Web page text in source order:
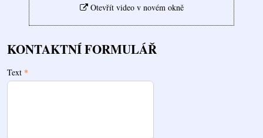
Otevřít video v novém okně
KONTAKTNÍ FORMULÁŘ
Text *